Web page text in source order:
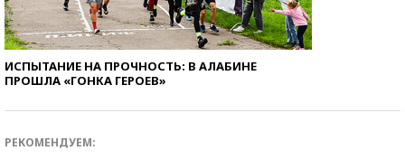
ИСПЫТАНИЕ НА ПРОЧНОСТЬ: В АЛАБИНЕ
ПРОШЛА «ГОНКА ГЕРОЕВ»
РЕКОМЕНДУЕМ: